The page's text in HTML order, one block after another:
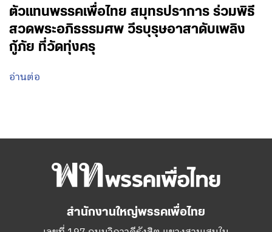
ตัวแทนพรรคเพื่อไทย สมุทรปราการ ร่วมพิธี
สวดพระอภิธรรมศพ วีรบุรุษอาสาดับเพลิง
กู้ภัย ที่วัดทุ่งครุ
อ่านต่อ
สำนักงานใหญ่พรรคเพื่อไทย